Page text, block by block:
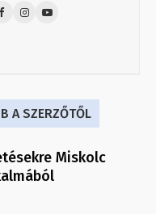
A SZERZŐTŐL
Miskolc